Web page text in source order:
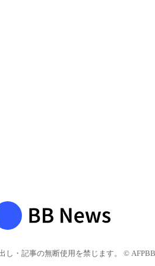
し・記事の無断使用を禁じます。 © AFPBB